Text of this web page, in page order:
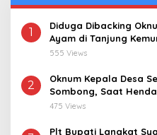
1
Diduga Dibacking
Ayam di Tanjung
555 Views
2
Oknum Kepala Desa
Sombong, Saat
Desa 2021-2024
475 Views
Plt Bupati Langkat